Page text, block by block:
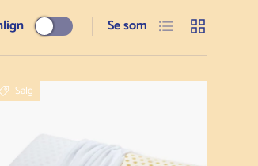
Se som Liste Gitter
Salg